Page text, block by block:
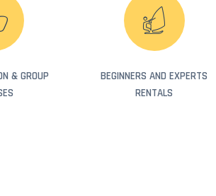
& GROUP
BEGINNERS AND EXPERTS
RENTALS